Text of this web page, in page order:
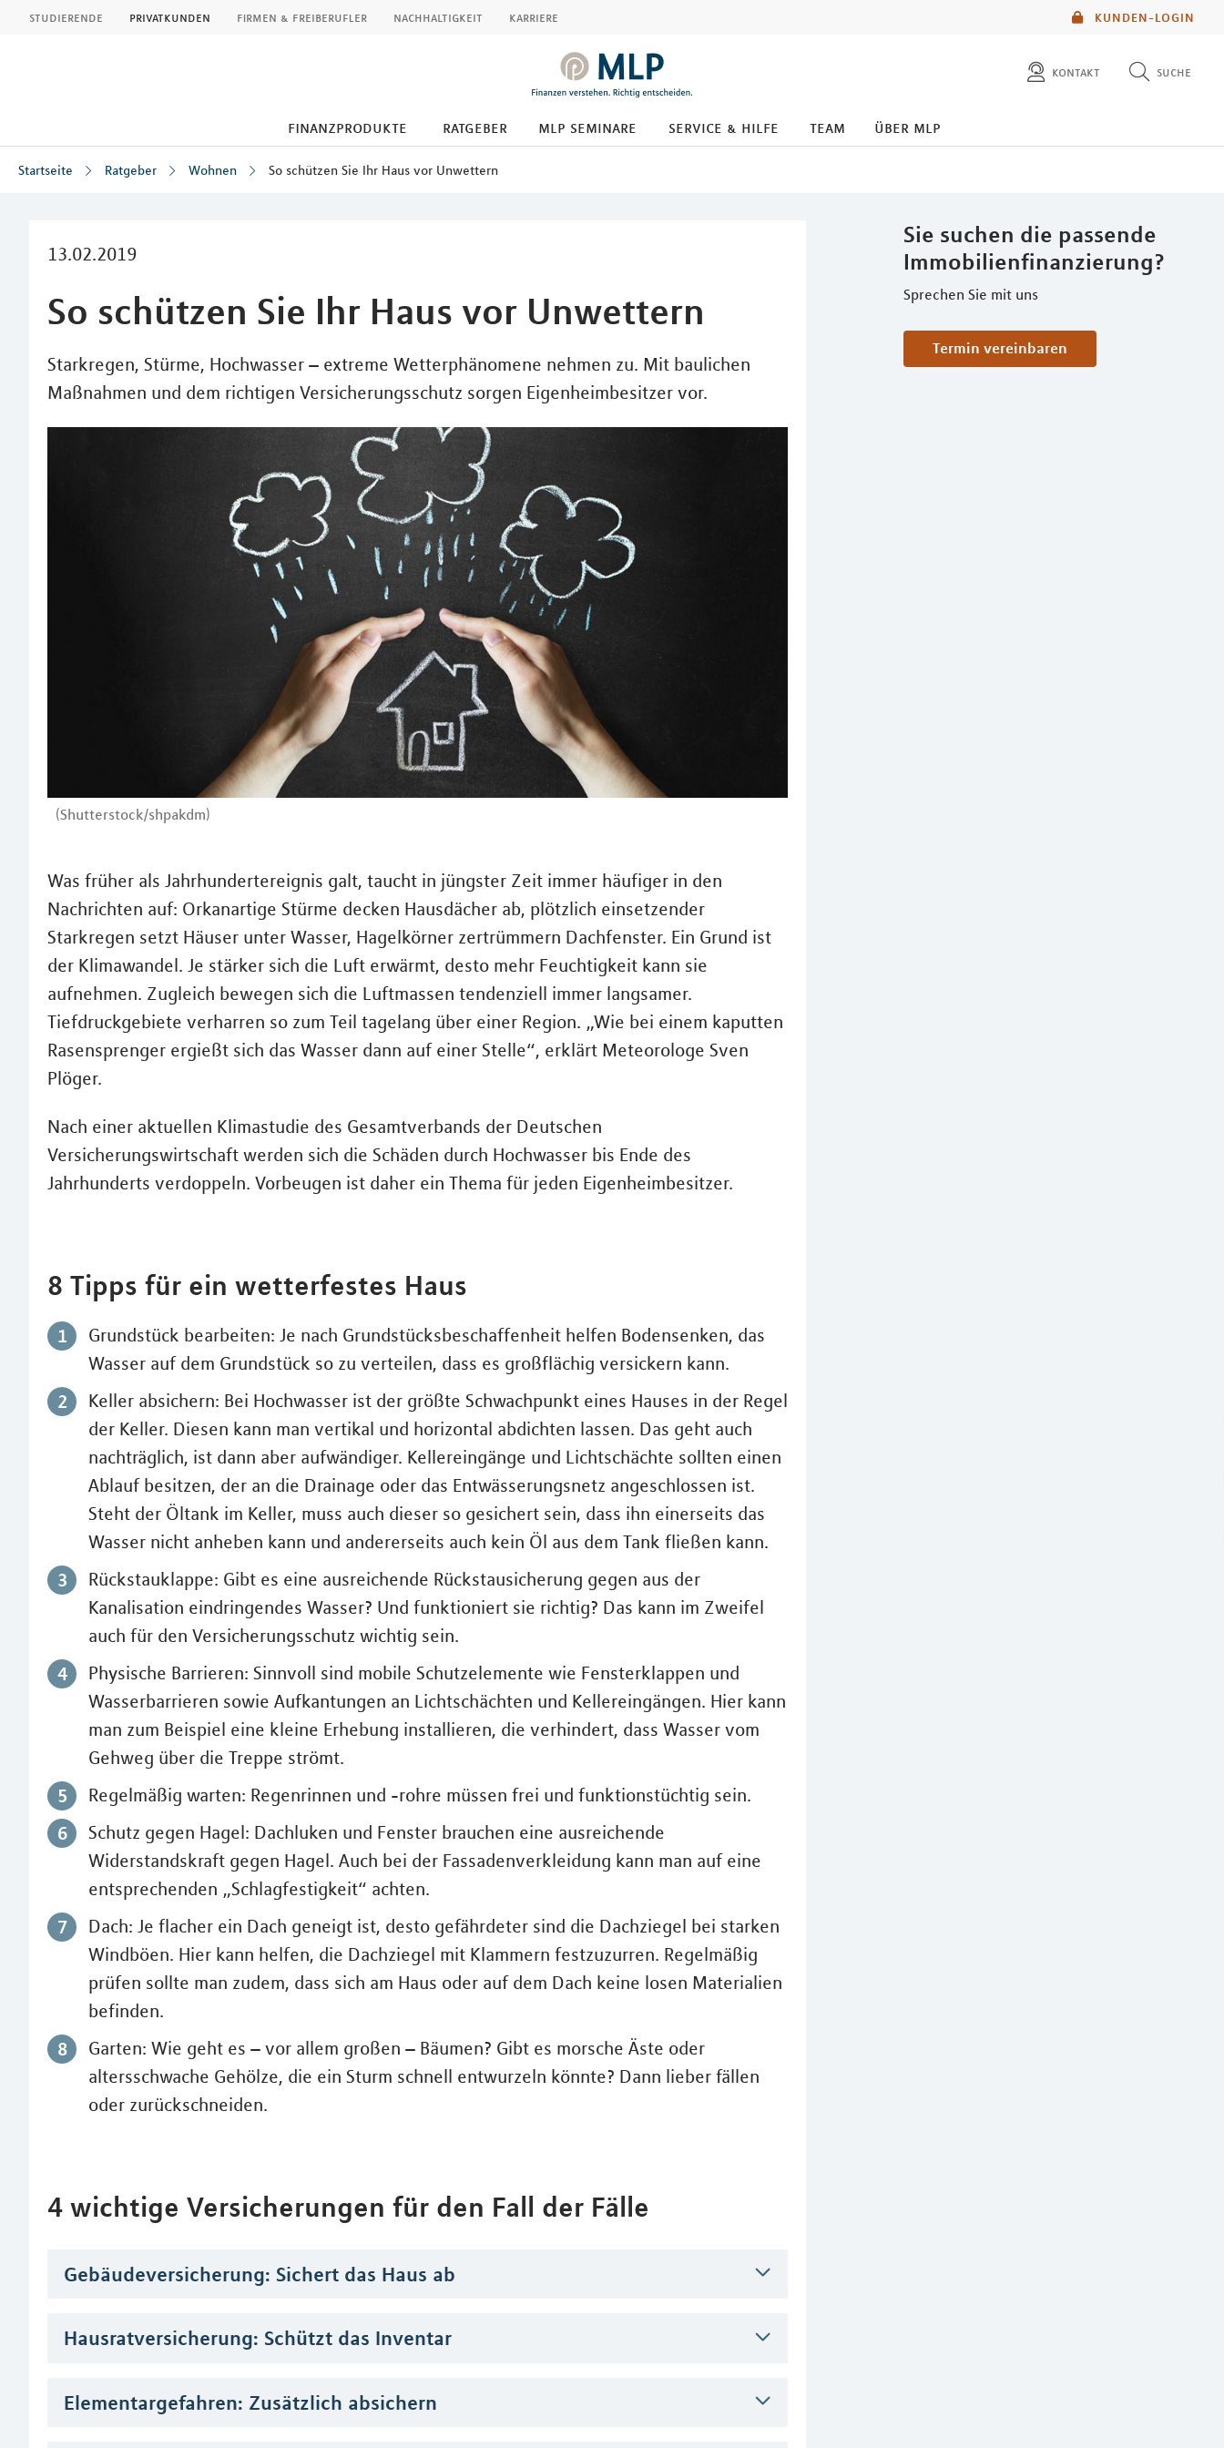
KUNDEN-LOGIN
studierende privatkunden firmen & freiberufler nachhaltigkeit karriere
kontakt suche
finanzprodukte ratgeber mlp seminare service & hilfe team über mlp
Startseite Ratgeber Wohnen So schützen Sie Ihr Haus vor Unwettern
13.02.2019
So schützen Sie Ihr Haus vor Unwettern
Starkregen, Stürme, Hochwasser – extreme Wetterphänomene nehmen zu. Mit baulichen
Maßnahmen und dem richtigen Versicherungsschutz sorgen Eigenheimbesitzer vor.
(Shutterstock/shpakdm)
Sie suchen die passende
Immobilienfinanzierung?
Sprechen Sie mit uns
Termin vereinbaren
Was früher als Jahrhundertereignis galt, taucht in jüngster Zeit immer häufiger in den
Nachrichten auf: Orkanartige Stürme decken Hausdächer ab, plötzlich einsetzender
Starkregen setzt Häuser unter Wasser, Hagelkörner zertrümmern Dachfenster. Ein Grund ist
der Klimawandel. Je stärker sich die Luft erwärmt, desto mehr Feuchtigkeit kann sie
aufnehmen. Zugleich bewegen sich die Luftmassen tendenziell immer langsamer.
Tiefdruckgebiete verharren so zum Teil tagelang über einer Region. „Wie bei einem kaputten
Rasensprenger ergießt sich das Wasser dann auf einer Stelle“, erklärt Meteorologe Sven
Plöger.
Nach einer aktuellen Klimastudie des Gesamtverbands der Deutschen
Versicherungswirtschaft werden sich die Schäden durch Hochwasser bis Ende des
Jahrhunderts verdoppeln. Vorbeugen ist daher ein Thema für jeden Eigenheimbesitzer.
8 Tipps für ein wetterfestes Haus
Grundstück bearbeiten: Je nach Grundstücksbeschaffenheit helfen Bodensenken, das
Wasser auf dem Grundstück so zu verteilen, dass es großflächig versickern kann.
Keller absichern: Bei Hochwasser ist der größte Schwachpunkt eines Hauses in der Regel
der Keller. Diesen kann man vertikal und horizontal abdichten lassen. Das geht auch
nachträglich, ist dann aber aufwändiger. Kellereingänge und Lichtschächte sollten einen
Ablauf besitzen, der an die Drainage oder das Entwässerungsnetz angeschlossen ist.
Steht der Öltank im Keller, muss auch dieser so gesichert sein, dass ihn einerseits das
Wasser nicht anheben kann und andererseits auch kein Öl aus dem Tank fließen kann.
Rückstauklappe: Gibt es eine ausreichende Rückstausicherung gegen aus der
Kanalisation eindringendes Wasser? Und funktioniert sie richtig? Das kann im Zweifel
auch für den Versicherungsschutz wichtig sein.
Physische Barrieren: Sinnvoll sind mobile Schutzelemente wie Fensterklappen und
Wasserbarrieren sowie Aufkantungen an Lichtschächten und Kellereingängen. Hier kann
man zum Beispiel eine kleine Erhebung installieren, die verhindert, dass Wasser vom
Gehweg über die Treppe strömt.
Regelmäßig warten: Regenrinnen und -rohre müssen frei und funktionstüchtig sein.
Schutz gegen Hagel: Dachluken und Fenster brauchen eine ausreichende
Widerstandskraft gegen Hagel. Auch bei der Fassadenverkleidung kann man auf eine
entsprechenden „Schlagfestigkeit“ achten.
Dach: Je flacher ein Dach geneigt ist, desto gefährdeter sind die Dachziegel bei starken
Windböen. Hier kann helfen, die Dachziegel mit Klammern festzuzurren. Regelmäßig
prüfen sollte man zudem, dass sich am Haus oder auf dem Dach keine losen Materialien
befinden.
Garten: Wie geht es – vor allem großen – Bäumen? Gibt es morsche Äste oder
altersschwache Gehölze, die ein Sturm schnell entwurzeln könnte? Dann lieber fällen
oder zurückschneiden.
4 wichtige Versicherungen für den Fall der Fälle
Gebäudeversicherung: Sichert das Haus ab
Hausratversicherung: Schützt das Inventar
Elementargefahren: Zusätzlich absichern